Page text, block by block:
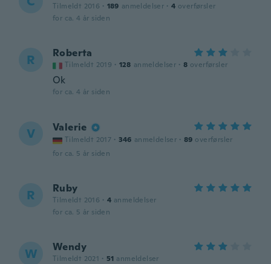
Tilmeldt 2016 · 189 anmeldelser · 4 overførsler
for ca. 4 år siden
R Roberta
Tilmeldt 2019 · 128 anmeldelser · 8 overførsler
Ok
for ca. 4 år siden
V Valerie
Tilmeldt 2017 · 346 anmeldelser · 89 overførsler
for ca. 5 år siden
R Ruby
Tilmeldt 2016 · 4 anmeldelser
for ca. 5 år siden
W Wendy
Tilmeldt 2021 · 51 anmeldelser